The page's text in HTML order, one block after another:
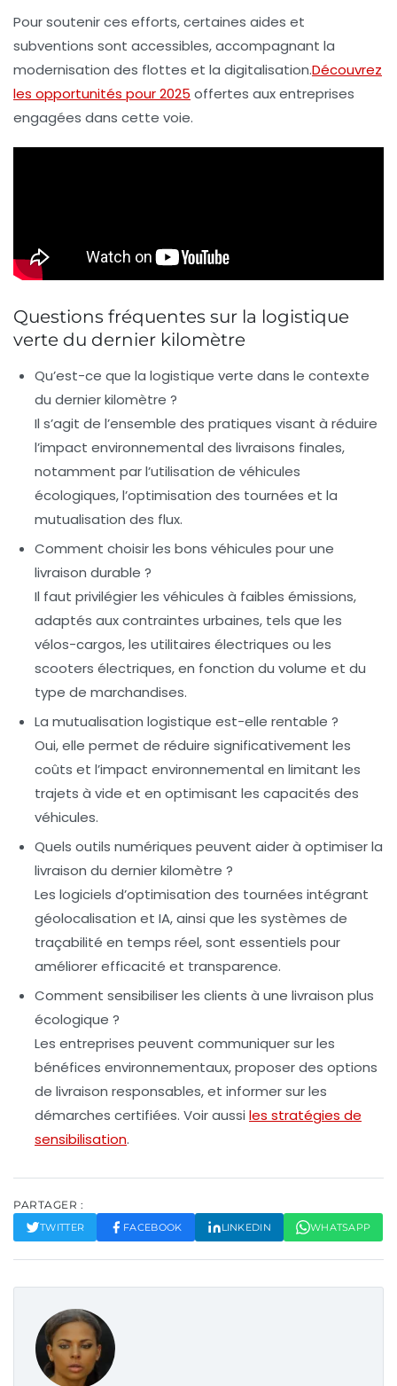
Pour soutenir ces efforts, certaines aides et
subventions sont accessibles, accompagnant la
modernisation des flottes et la digitalisation.Découvrez
les opportunités pour 2025 offertes aux entreprises
engagées dans cette voie.
Questions fréquentes sur la logistique
verte du dernier kilomètre
Qu’est-ce que la logistique verte dans le contexte
du dernier kilomètre ?
Il s’agit de l’ensemble des pratiques visant à réduire
l’impact environnemental des livraisons finales,
notamment par l’utilisation de véhicules
écologiques, l’optimisation des tournées et la
mutualisation des flux.
Comment choisir les bons véhicules pour une
livraison durable ?
Il faut privilégier les véhicules à faibles émissions,
adaptés aux contraintes urbaines, tels que les
vélos-cargos, les utilitaires électriques ou les
scooters électriques, en fonction du volume et du
type de marchandises.
La mutualisation logistique est-elle rentable ?
Oui, elle permet de réduire significativement les
coûts et l’impact environnemental en limitant les
trajets à vide et en optimisant les capacités des
véhicules.
Quels outils numériques peuvent aider à optimiser la
livraison du dernier kilomètre ?
Les logiciels d’optimisation des tournées intégrant
géolocalisation et IA, ainsi que les systèmes de
traçabilité en temps réel, sont essentiels pour
améliorer efficacité et transparence.
Comment sensibiliser les clients à une livraison plus
écologique ?
Les entreprises peuvent communiquer sur les
bénéfices environnementaux, proposer des options
de livraison responsables, et informer sur les
démarches certifiées. Voir aussi les stratégies de
sensibilisation.
PARTAGER :
TWITTER FACEBOOK LINKEDIN WHATSAPP